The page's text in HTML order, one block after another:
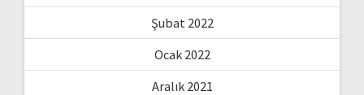
Şubat 2022
Ocak 2022
Aralık 2021